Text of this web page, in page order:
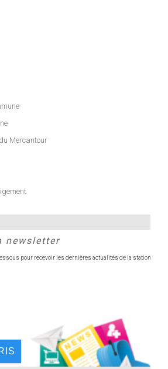
Mercantour
newsletter
pour recevoir les dernières actualités de la station